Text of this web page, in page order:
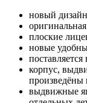
новый
плоские
новые
корпус,
произведёны
выдвижные